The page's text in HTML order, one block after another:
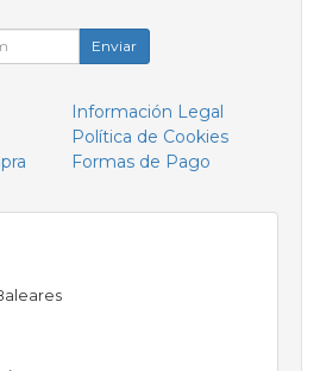
Enviar
Información Legal
Política de Cookies
Formas de Pago